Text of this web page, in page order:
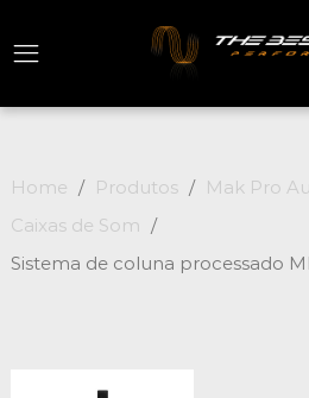
Home Produtos
Mak Pro
Caixas de Som
Sistema de coluna processado